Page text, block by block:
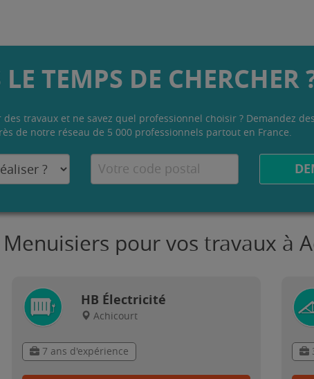
LE TEMPS DE CHERCHER
travaux et ne savez quel professionnel choisir ? Demandez
de notre réseau de 5 000 professionnels partout en France.
Menuisiers pour vos travaux à
HB Électricité
Achicourt
7 ans d'expérience